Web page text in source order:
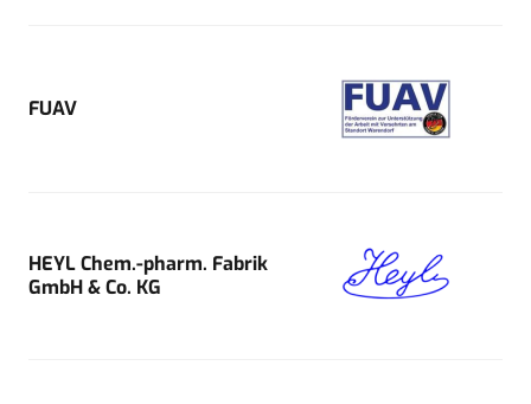
FUAV
HEYL Chem.-pharm. Fabrik
GmbH & Co. KG